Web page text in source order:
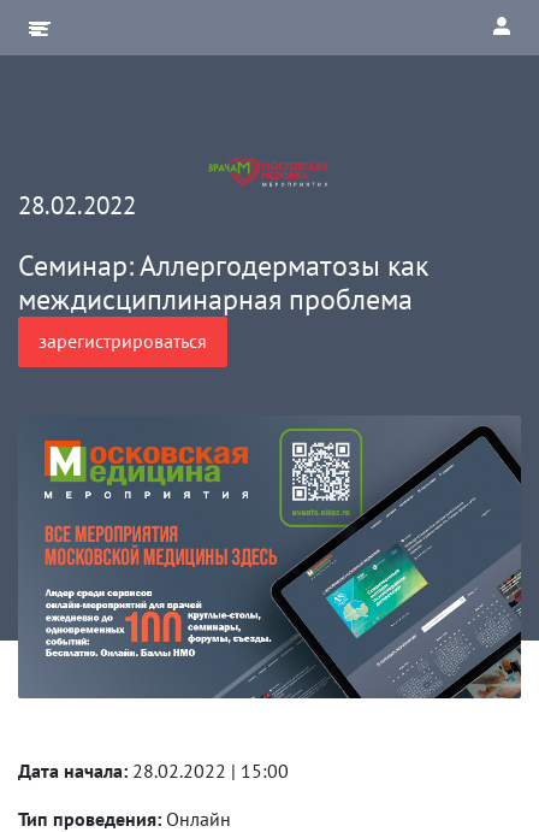
28.02.2022
Семинар: Аллергодерматозы как
междисциплинарная проблема
зарегистрироваться
Дата начала:
28.02.2022 | 15:00
Тип проведения: Онлайн